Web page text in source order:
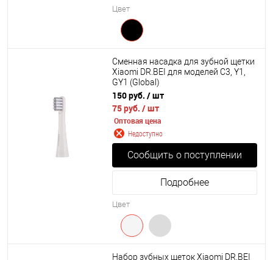
Цвет
Сменная насадка для зубной щетки
Xiaomi DR.BEI для моделей C3, Y1,
GY1 (Global)
150 руб. / шт
75 руб. / шт
Оптовая цена
Недоступно
Сообщить о поступлении
Подробнее
Цвет
Набор зубных щеток Xiaomi DR.BEI